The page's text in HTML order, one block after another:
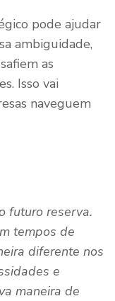
pode ajudar
ambiguidade,
as
Isso vai
naveguem
futuro reserva.
tempos de
diferente nos
e
maneira de